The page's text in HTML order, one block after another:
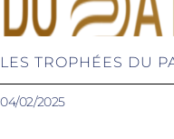
LES TROPHÉES DU
04/02/2025